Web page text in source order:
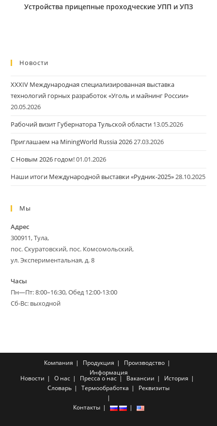
Устройства прицепные проходческие УПП и УПЗ
Новости
XXXIV Международная специализированная выставка
технологий горных разработок «Уголь и майнинг России»
20.05.2026
Рабочий визит Губернатора Тульской области 13.05.2026
Приглашаем на MiningWorld Russia 202627.03.2026
С Новым 2026 годом!01.01.2026
Наши итоги Международной выставки «Рудник-2025»28.10.2025
Мы
Адрес
300911, Тула,
пос. Скуратовский, пос. Комсомольский,
ул. Экспериментальная, д. 8
Часы
Пн—Пт: 8:00–16:30, Обед 12:00-13:00
Сб-Вс: выходной
Компания Продукция
Производство
Информация
Новости О нас Пресса о нас Вакансии
История
Словарь
Термообработка Реквизиты
Контакты